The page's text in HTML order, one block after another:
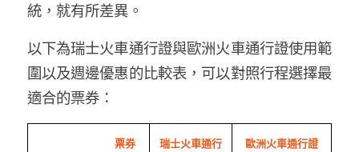
統，就有所差異。
以下為瑞士火車通行證與歐洲火車通行證使用範
圍以及週邊優惠的比較表，可以對照行程選擇最
適合的票券：
票券 瑞士火車通行 歐洲火車通行證